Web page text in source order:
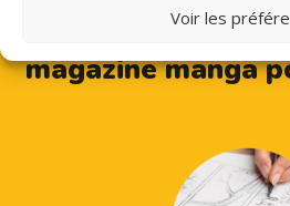
Voir les
Otaku Manga :
magazine manga